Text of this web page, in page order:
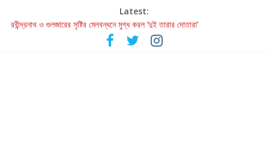
Latest:
রবীন্দ্রনাথ ও গুলজারের সৃষ্টির মেলবন্ধনে মুগ্ধ করল ‘দুই তারার দোতারা’
কলের গান থেকে রীলস্ — বাঙালির গান শোনার বিবর্তনের গল্প
জগন্নাথমঙ্গলম্ — বাংলায় প্রথমবার মঞ্চে এবার রথযাত্রার উদযাপন